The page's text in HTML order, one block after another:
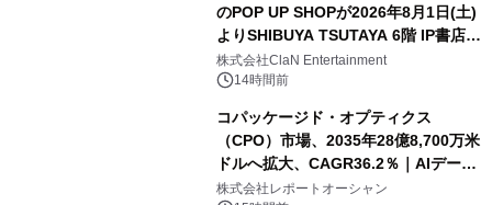
のPOP UP SHOPが2026年8月1日(土)
よりSHIBUYA TSUTAYA 6階 IP書店で
開催決定！！
株式会社ClaN Entertainment
14時間前
コパッケージド・オプティクス
（CPO）市場、2035年28億8,700万米
ドルへ拡大、CAGR36.2％｜AIデータ
センター・高速光通信需要が成長を加
株式会社レポートオーシャン